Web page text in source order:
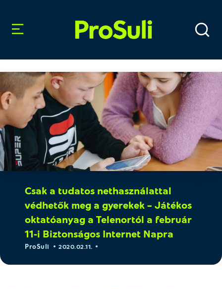
Csak a tudatos nethasználattal
védhetők meg a gyerekek – Játékos
oktatóanyag a Telenortól a február
11-i Biztonságos Internet Napra
ProSuli 2020.02.11.